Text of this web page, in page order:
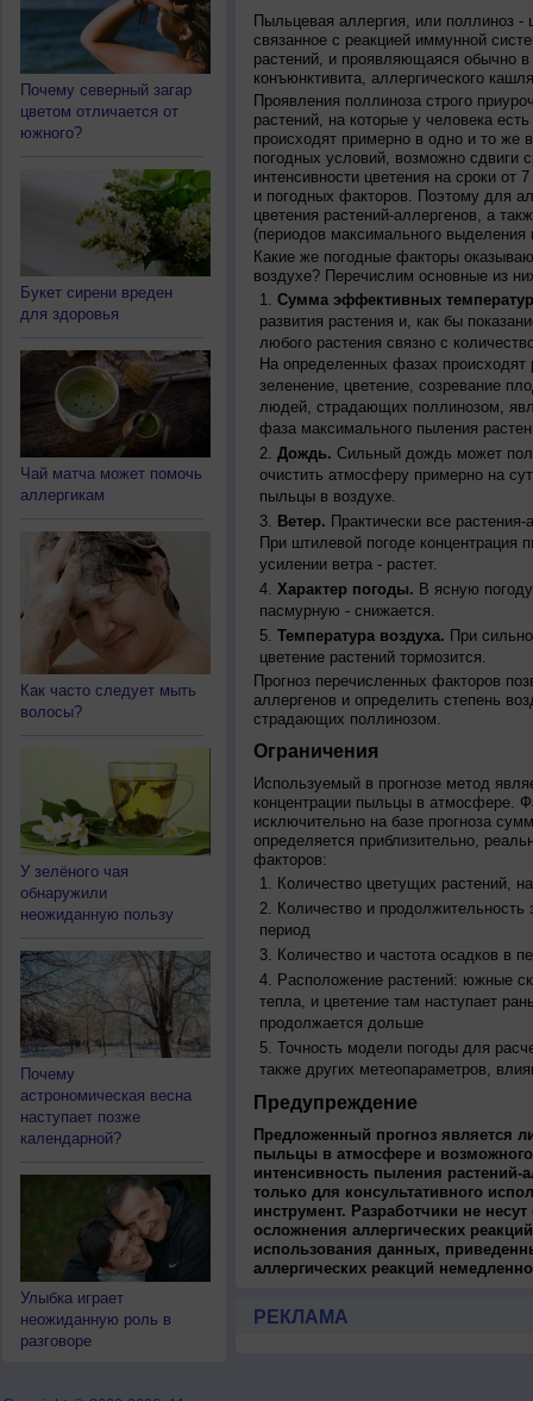
Почему северный загар
цветом отличается от
южного?
Букет сирени вреден
для здоровья
Чай матча может помочь
аллергикам
Как часто следует мыть
волосы?
У зелёного чая
обнаружили
неожиданную пользу
Почему
астрономическая весна
наступает позже
календарной?
Улыбка играет
неожиданную роль в
разговоре
Пыльцевая аллергия, или поллиноз -
связанное с реакцией иммунной
растений, и проявляющаяся обычно
конъюнктивита, аллергического
Проявления поллиноза строго
растений, на которые у человека
происходят примерно в одно и то же
погодных условий, возможно сдвиги
интенсивности цветения на сроки от
и погодных факторов. Поэтому для
цветения растений-аллергенов, а
(периодов максимального
Какие же погодные факторы
воздухе? Перечислим основные из
Сумма эффективных
развития растения и, как бы
любого растения связно с
На определенных фазах происходят
зеленение, цветение, созревание
людей, страдающих поллинозом,
фаза максимального пыления
Дождь. Сильный дождь может
очистить атмосферу примерно на
пыльцы в воздухе.
Ветер. Практически все
При штилевой погоде
усилении ветра - растет.
Характер погоды. В ясную
пасмурную - снижается.
Температура воздуха. При
цветение растений тормозится.
Прогноз перечисленных факторов
аллергенов и определить степень
страдающих поллинозом.
Ограничения
Используемый в прогнозе метод
концентрации пыльцы в атмосфере.
исключительно на базе прогноза
определяется приблизительно,
факторов:
Количество цветущих растений,
Количество и продолжительность
период
Количество и частота осадков в
Расположение растений: южные
тепла, и цветение там наступает
продолжается дольше
Точность модели погоды для
также других метеопараметров,
Предупреждение
Предложенный прогноз является
пыльцы в атмосфере и
интенсивность пыления растений-
только для консультативного
инструмент. Разработчики не
осложнения аллергических
использования данных,
аллергических реакций
РЕКЛАМА